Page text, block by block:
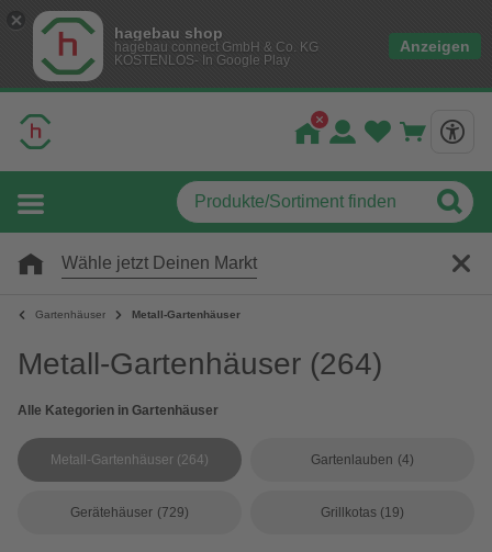
hagebau shop
hagebau connect GmbH & Co. KG
KOSTENLOS- In Google Play
Anzeigen
Wähle jetzt Deinen Markt
Gartenhäuser Metall-Gartenhäuser
Metall-Gartenhäuser (264)
Alle Kategorien in Gartenhäuser
Metall-Gartenhäuser (264) Gartenlauben (4)
Gerätehäuser (729) Grillkotas (19)